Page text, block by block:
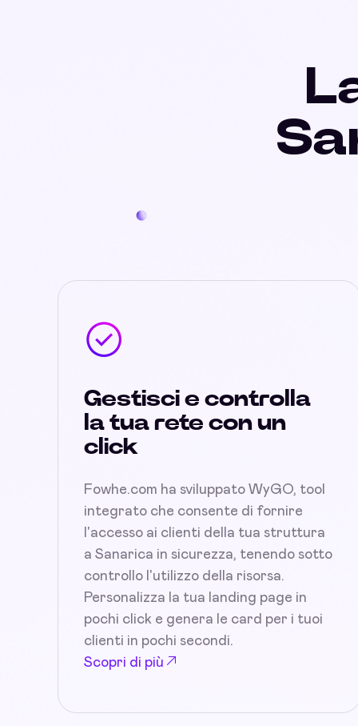
Gestisci e controlla
la tua rete con un
click
Fowhe.com ha sviluppato WyGO, tool
integrato che consente di fornire
l'accesso ai clienti della tua struttura
a Sanarica in sicurezza, tenendo sotto
controllo l'utilizzo della risorsa.
Personalizza la tua landing page in
pochi click e genera le card per i tuoi
clienti in pochi secondi.
Scopri di più